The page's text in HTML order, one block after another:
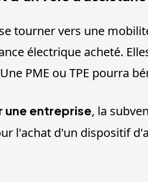
tourner vers une
électrique acheté.
PME ou TPE pourra
une entreprise, la
l'achat d'un dispositif